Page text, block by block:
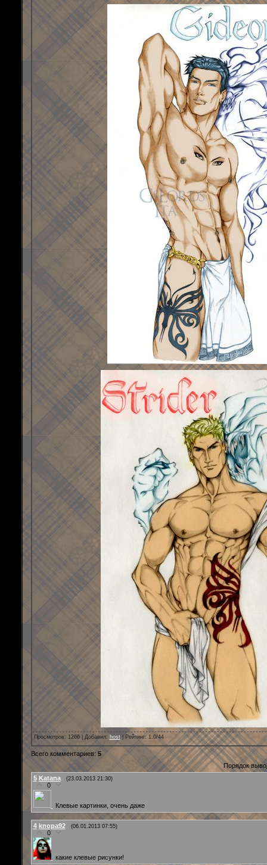
Просмотров: 1266 | Добавил: host| Рейтинг: 1.0/44
Всего комментариев: 5
Порядок
5 Katana (23.03.2013 21:30)
0
Клевые картинки, очень даже
4 knopa92 (06.01.2013 07:55)
0
какие клевые рисунки!